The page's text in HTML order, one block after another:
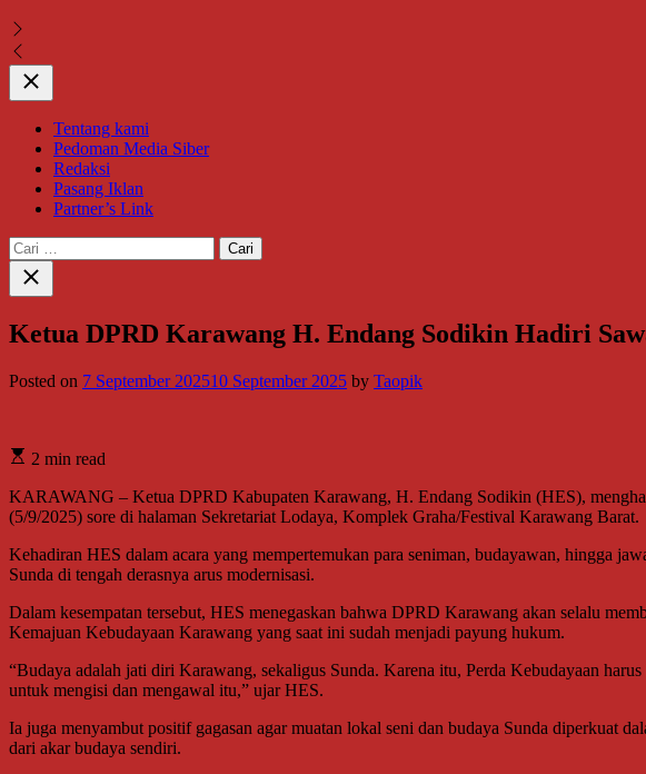
Close
Tentang kami
Pedoman Media Siber
Redaksi
Pasang Iklan
Partner’s Link
Cari
untuk:
Close
search
Ketua DPRD Karawang H. Endang Sodikin Hadiri
Posted on 7 September 202510 September 2025 by Taopik
2 min read
KARAWANG – Ketua DPRD Kabupaten Karawang, H. Endang Sodikin (HES),
(5/9/2025) sore di halaman Sekretariat Lodaya, Komplek Graha/Festival Karawang Barat.
Kehadiran HES dalam acara yang mempertemukan para seniman, budayawan, hingga
Sunda di tengah derasnya arus modernisasi.
Dalam kesempatan tersebut, HES menegaskan bahwa DPRD Karawang akan selalu
Kemajuan Kebudayaan Karawang yang saat ini sudah menjadi payung hukum.
“Budaya adalah jati diri Karawang, sekaligus Sunda. Karena itu, Perda Kebudayaan
untuk mengisi dan mengawal itu,” ujar HES.
Ia juga menyambut positif gagasan agar muatan lokal seni dan budaya Sunda diperkuat
dari akar budaya sendiri.